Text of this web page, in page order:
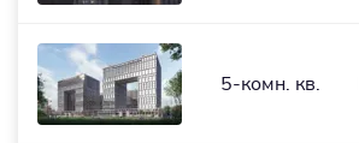
5-комн. кв.